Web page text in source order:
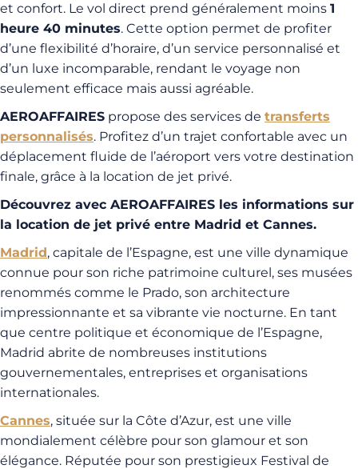
et confort. Le vol direct prend généralement moins 1
heure 40 minutes. Cette option permet de profiter
d’une flexibilité d’horaire, d’un service personnalisé et
d’un luxe incomparable, rendant le voyage non
seulement efficace mais aussi agréable.
AEROAFFAIRES propose des services de transferts
personnalisés. Profitez d’un trajet confortable avec un
déplacement fluide de l’aéroport vers votre destination
finale, grâce à la location de jet privé.
Découvrez avec AEROAFFAIRES les informations sur
la location de jet privé entre Madrid et Cannes.
Madrid, capitale de l’Espagne, est une ville dynamique
connue pour son riche patrimoine culturel, ses musées
renommés comme le Prado, son architecture
impressionnante et sa vibrante vie nocturne. En tant
que centre politique et économique de l’Espagne,
Madrid abrite de nombreuses institutions
gouvernementales, entreprises et organisations
internationales.
Cannes, située sur la Côte d’Azur, est une ville
mondialement célèbre pour son glamour et son
élégance. Réputée pour son prestigieux Festival de